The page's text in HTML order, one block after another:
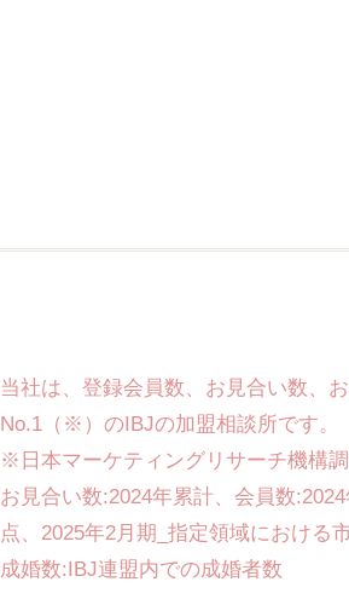
当社は、登録会員数、お見合い数、
No.1（※）のIBJの加盟相談所です。
※日本マーケティングリサーチ機構
お見合い数:2024年累計、会員数
点、2025年2月期_指定領域における
成婚数:IBJ連盟内での成婚者数